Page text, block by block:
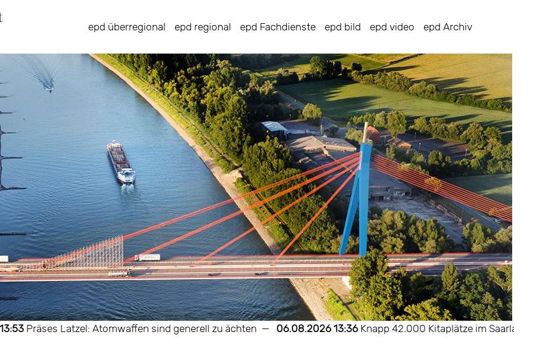
zum
epd überregional epd regional epd Fachdienste epd bild epd video epd Archiv
Präses Latzel: Atomwaffen sind generell zu ächten—06.08.2026 13:36 Knapp 42.000 Kitaplätze im Saarland—